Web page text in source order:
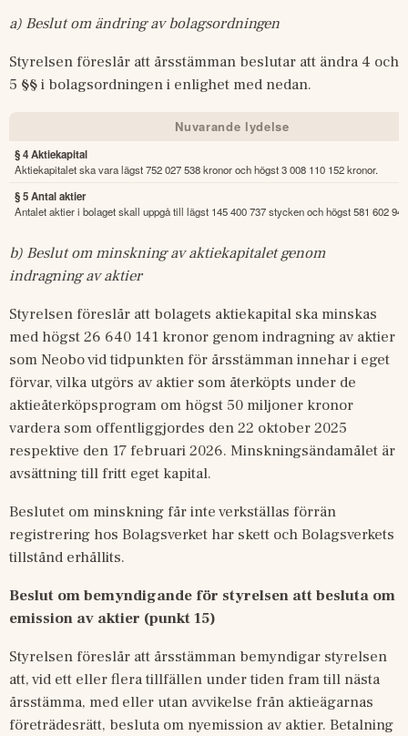
a) Beslut om ändring av bolagsordningen
Styrelsen föreslår att årsstämman beslutar att ändra 4 och
5 §§ i bolagsordningen i enlighet med nedan.
Nuvarande lydelse
§ 4 Aktiekapital
Aktiekapitalet ska vara lägst 752 027 538 kronor och högst 3 008 110 152 kronor.
§ 5 Antal aktier
Antalet aktier i bolaget skall uppgå till lägst 145 400 737 stycken och högst 581 602
b) Beslut om minskning av aktiekapitalet genom
indragning av aktier
Styrelsen föreslår att bolagets aktiekapital ska minskas
med högst 26 640 141 kronor genom indragning av aktier
som Neobo vid tidpunkten för årsstämman innehar i eget
förvar, vilka utgörs av aktier som återköpts under de
aktieåterköpsprogram om högst 50 miljoner kronor
vardera som offentliggjordes den 22 oktober 2025
respektive den 17 februari 2026. Minskningsändamålet är
avsättning till fritt eget kapital.
Beslutet om minskning får inte verkställas förrän
registrering hos Bolagsverket har skett och Bolagsverkets
tillstånd erhållits.
Beslut om bemyndigande för styrelsen att besluta om
emission av aktier (punkt 15)
Styrelsen föreslår att årsstämman bemyndigar styrelsen
att, vid ett eller flera tillfällen under tiden fram till nästa
årsstämma, med eller utan avvikelse från aktieägarnas
företrädesrätt, besluta om nyemission av aktier. Betalning